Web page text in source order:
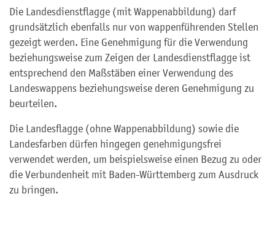
Die Landesdienstflagge (mit Wappenabbildung) darf
grundsätzlich ebenfalls nur von wappenführenden Stellen
gezeigt werden. Eine Genehmigung für die Verwendung
beziehungsweise zum Zeigen der Landesdienstflagge ist
entsprechend den Maßstäben einer Verwendung des
Landeswappens beziehungsweise deren Genehmigung zu
beurteilen.
Die Landesflagge (ohne Wappenabbildung) sowie die
Landesfarben dürfen hingegen genehmigungsfrei
verwendet werden, um beispielsweise einen Bezug zu oder
die Verbundenheit mit Baden-Württemberg zum Ausdruck
zu bringen.